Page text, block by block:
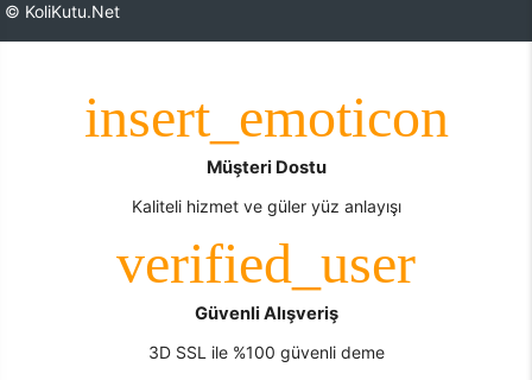
© KoliKutu.Net
Müşteri Dostu
Kaliteli hizmet ve güler yüz anlayışı
Güvenli Alışveriş
3D SSL ile %100 güvenli deme